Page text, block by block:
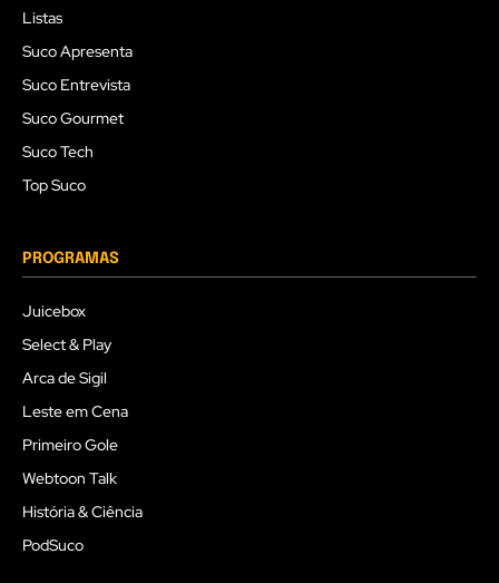
Listas
Suco Apresenta
Suco Entrevista
Suco Gourmet
Suco Tech
Top Suco
PROGRAMAS
Juicebox
Select & Play
Arca de Sigil
Leste em Cena
Primeiro Gole
Webtoon Talk
História & Ciência
PodSuco